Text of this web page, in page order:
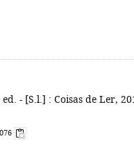
- [S.l.] : Coisas de Ler,